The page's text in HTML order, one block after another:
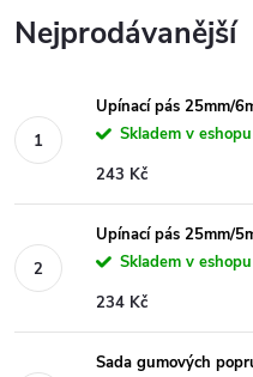
Nejprodávanější
Upínací pás 25mm/
Skladem v eshopu
243 Kč
Upínací pás 25mm/
Skladem v eshopu
234 Kč
Sada gumových